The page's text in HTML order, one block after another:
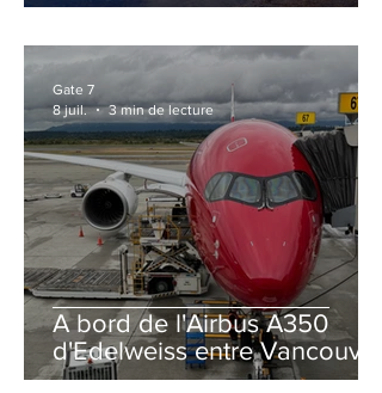
A bord de l'Airbus A350
d'Edelweiss entre Vancouver
et Zurich
Gate 7
8 juil.
3 min de lecture